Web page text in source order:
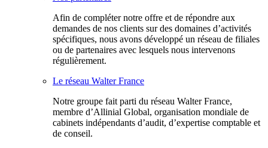
Afin de compléter notre offre et de répondre aux
demandes de nos clients sur des domaines d’activités
spécifiques, nous avons développé un réseau de filiales
ou de partenaires avec lesquels nous intervenons
régulièrement.
Le réseau Walter France
Notr​e groupe fait parti du réseau Walter France,
membre d’Allinial Global, organisation mondiale de
cabinets indépendants d’audit, d’expertise comptable et
de conseil.